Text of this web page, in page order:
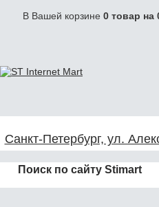
В Вашей корзине 0 товар на
Санкт-Петербург, ул.
Поиск по сайту Stimart